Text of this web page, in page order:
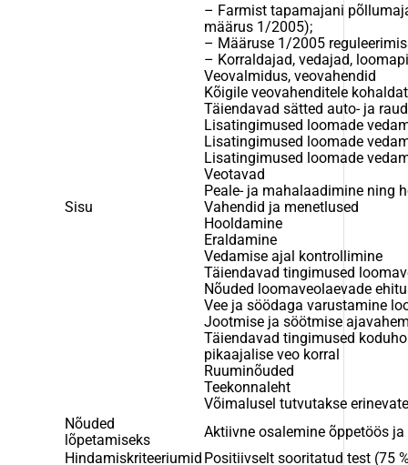
Sisu
– Farmist tapamajani
määrus 1/2005);
– Määruse 1/2005
– Korraldajad, vedajad,
Veovalmidus, veovahendid
Kõigile veovahenditele
Täiendavad sätted auto- ja
Lisatingimused loomade
Lisatingimused loomade
Lisatingimused loomade
Veotavad
Peale- ja mahalaadimine ning
Vahendid ja menetlused
Hooldamine
Eraldamine
Vedamise ajal kontrollimine
Täiendavad tingimused
Nõuded loomaveolaevade
Vee ja söödaga varustamine
Jootmise ja söötmise
Täiendavad tingimused
pikaajalise veo korral
Ruuminõuded
Teekonnaleht
Võimalusel tutvutakse
Nõuded
lõpetamiseks
Aktiivne osalemine õppetöös
Hindamiskriteeriumid Positiivselt sooritatud test (75